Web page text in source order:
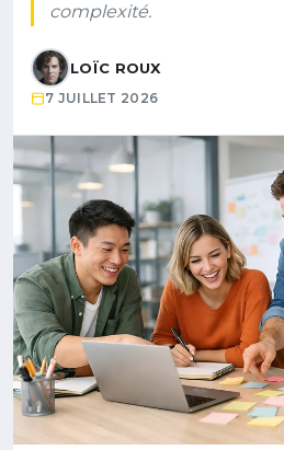
complexité.
LOÏC ROUX
7 JUILLET 2026